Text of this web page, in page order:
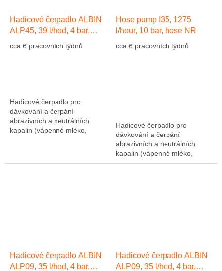
Hadicové čerpadlo ALBIN
ALP45, 39 l/hod, 4 bar,
cca 6 pracovních týdnů
Hadicové čerpadlo pro
dávkování a čerpání
abrazivních a neutrálních
kapalin (vápenné mléko,
Hose pump I35, 1275
l/hour, 10 bar, hose NR
cca 6 pracovních týdnů
Hadicové čerpadlo pro
dávkování a čerpání
abrazivních a neutrálních
kapalin (vápenné mléko,
abrazivní kaly, atd....). Výkon
Hadicové čerpadlo ALBIN
ALP09, 35 l/hod, 4 bar,
Hadicové čerpadlo ALBIN
ALP09, 35 l/hod, 4 bar,